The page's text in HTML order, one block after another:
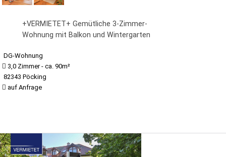
+VERMIETET+ Gemütliche 3-Zimmer-
Wohnung mit Balkon und Wintergarten
DG-Wohnung
3,0 Zimmer - ca. 90m²
82343 Pöcking
auf Anfrage